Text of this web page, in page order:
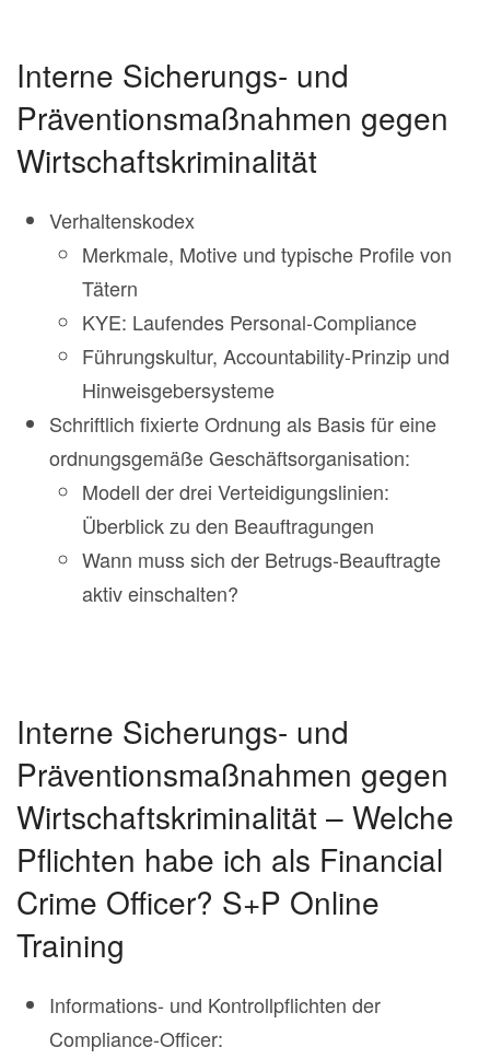
Interne Sicherungs- und
Präventionsmaßnahmen gegen
Wirtschaftskriminalität
Verhaltenskodex
Merkmale, Motive und typische Profile von
Tätern
KYE: Laufendes Personal-Compliance
Führungskultur, Accountability-Prinzip und
Hinweisgebersysteme
Schriftlich fixierte Ordnung als Basis für eine
ordnungsgemäße Geschäftsorganisation:
Modell der drei Verteidigungslinien:
Überblick zu den Beauftragungen
Wann muss sich der Betrugs-Beauftragte
aktiv einschalten?
Interne Sicherungs- und
Präventionsmaßnahmen gegen
Wirtschaftskriminalität – Welche
Pflichten habe ich als Financial
Crime Officer? S+P Online
Training
Informations- und Kontrollpflichten der
Compliance-Officer: